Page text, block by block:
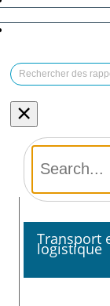
×
Transport
logistique